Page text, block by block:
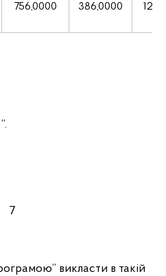
756,0000 386,0000
7
викласти в такій